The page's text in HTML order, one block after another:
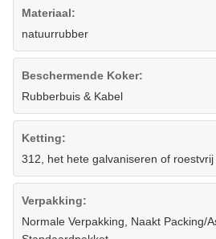
Materiaal:
natuurrubber
Beschermende Koker:
Rubberbuis & Kabel
Ketting:
312, het hete galvaniseren of
Verpakking:
Normale Verpakking, Naakt Packing/